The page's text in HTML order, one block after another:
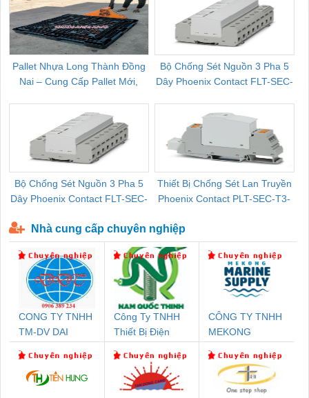
Pallet Nhựa Long Thành Đồng
Nai – Cung Cấp Pallet Mới,
Bộ Chống Sét Nguồn 3 Pha 5
Dây Phoenix Contact FLT-SEC-
Bộ Chống Sét Nguồn 3 Pha 5
Dây Phoenix Contact FLT-SEC-
Thiết Bị Chống Sét Lan Truyền
Phoenix Contact PLT-SEC-T3-
Nhà cung cấp chuyên nghiệp
CONG TY TNHH
TM-DV DAI
Công Ty TNHH
Thiết Bị Điện
CÔNG TY TNHH
MEKONG
SUPPLY